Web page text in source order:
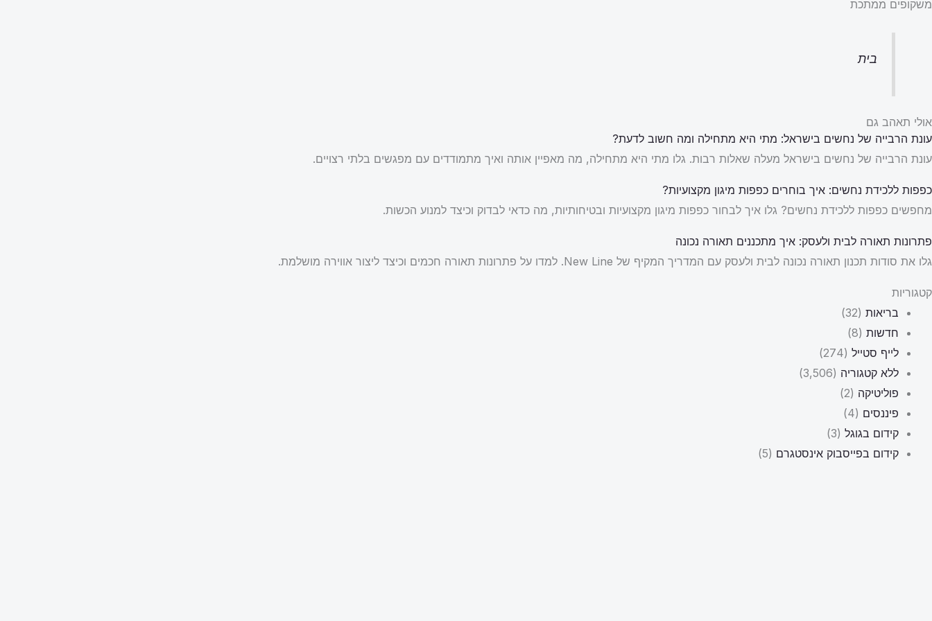
משקופים ממתכת
בית
אולי תאהב גם
עונת הרבייה של נחשים בישראל: מתי היא מתחילה ומה חשוב לדעת?
עונת הרבייה של נחשים בישראל מעלה שאלות רבות. גלו מתי היא מתחילה, מה מאפיין אותה ואיך מתמודדים עם מפגשים בלתי רצויים.
כפפות ללכידת נחשים: איך בוחרים כפפות מיגון מקצועיות?
מחפשים כפפות ללכידת נחשים? גלו איך לבחור כפפות מיגון מקצועיות ובטיחותיות, מה כדאי לבדוק וכיצד למנוע הכשות.
פתרונות תאורה לבית ולעסק: איך מתכננים תאורה נכונה
גלו את סודות תכנון תאורה נכונה לבית ולעסק עם המדריך המקיף של New Line. למדו על פתרונות תאורה חכמים וכיצד ליצור אווירה מושלמת.
קטגוריות
בריאות (32)
חדשות (8)
לייף סטייל (274)
ללא קטגוריה (3,506)
פוליטיקה (2)
פיננסים (4)
קידום בגוגל (3)
קידום בפייסבוק אינסטגרם (5)